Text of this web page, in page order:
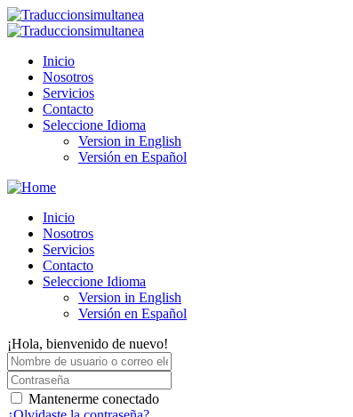
Inicio
Nosotros
Servicios
Contacto
Seleccione Idioma
Version in English
Versión en Español
Inicio
Nosotros
Servicios
Contacto
Seleccione Idioma
Version in English
Versión en Español
¡Hola, bienvenido de nuevo!
Mantenerme conectado